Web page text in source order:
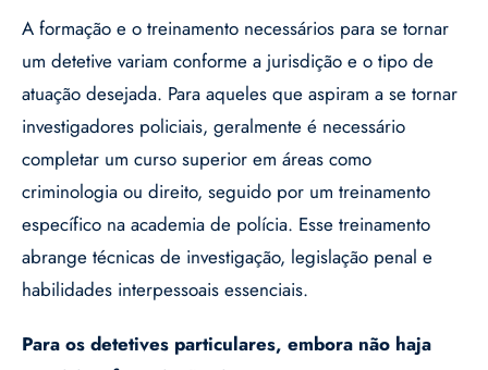
A formação e o treinamento necessários para se tornar
um detetive variam conforme a jurisdição e o tipo de
atuação desejada. Para aqueles que aspiram a se tornar
investigadores policiais, geralmente é necessário
completar um curso superior em áreas como
criminologia ou direito, seguido por um treinamento
específico na academia de polícia. Esse treinamento
abrange técnicas de investigação, legislação penal e
habilidades interpessoais essenciais.
Para os detetives particulares, embora não haja